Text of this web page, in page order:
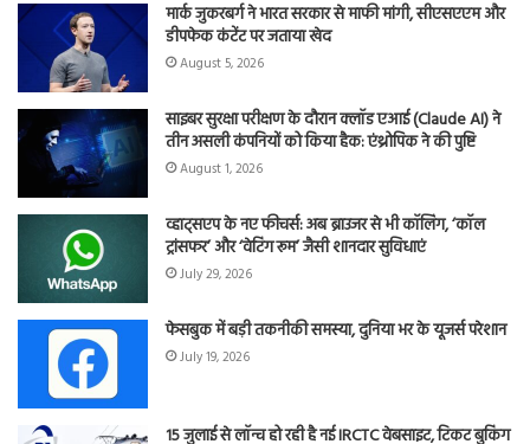
मार्क जुकरबर्ग ने भारत सरकार से माफी मांगी, सीएसएएम और
डीपफेक कंटेंट पर जताया खेद
August 5, 2026
साइबर सुरक्षा परीक्षण के दौरान क्लॉड एआई (Claude AI) ने
तीन असली कंपनियों को किया हैक: एंथ्रोपिक ने की पुष्टि
August 1, 2026
व्हाट्सएप के नए फीचर्स: अब ब्राउजर से भी कॉलिंग, ‘कॉल
ट्रांसफर’ और ‘वेटिंग रूम’ जैसी शानदार सुविधाएं
July 29, 2026
फेसबुक में बड़ी तकनीकी समस्या, दुनिया भर के यूजर्स परेशान
July 19, 2026
15 जुलाई से लॉन्च हो रही है नई IRCTC वेबसाइट, टिकट बुकिंग